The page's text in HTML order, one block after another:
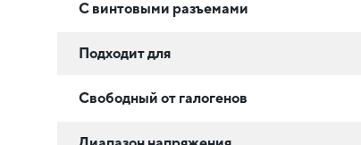
С винтовыми разъемами
Подходит для
Свободный от галогенов